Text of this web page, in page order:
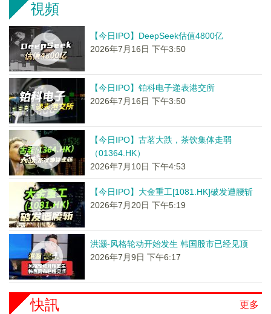
視頻
【今日IPO】DeepSeek估值4800亿
2026年7月16日 下午3:50
【今日IPO】铂科电子递表港交所
2026年7月16日 下午3:50
【今日IPO】古茗大跌，茶饮集体走弱
（01364.HK）
2026年7月10日 下午4:53
【今日IPO】大金重工[1081.HK]破发遭腰斩
2026年7月20日 下午5:19
洪灏-风格轮动开始发生 韩国股市已经见顶
2026年7月9日 下午6:17
更多
快訊